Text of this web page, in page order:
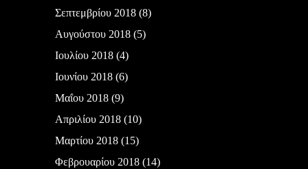
Σεπτεμβρίου 2018(8)
Αυγούστου 2018(5)
Ιουλίου 2018(4)
Ιουνίου 2018(6)
Μαΐου 2018(9)
Απριλίου 2018(10)
Μαρτίου 2018(15)
Φεβρουαρίου 2018(14)